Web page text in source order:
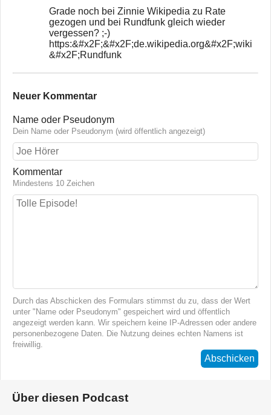
Grade noch bei Zinnie Wikipedia zu Rate
gezogen und bei Rundfunk gleich wieder
vergessen? ;-)
https:&#x2F;&#x2F;de.wikipedia.org&#x2F;wiki
&#x2F;Rundfunk
Neuer Kommentar
Name oder Pseudonym
Dein Name oder Pseudonym (wird öffentlich angezeigt)
Kommentar
Mindestens 10 Zeichen
Durch das Abschicken des Formulars stimmst du zu, dass der Wert
unter "Name oder Pseudonym" gespeichert wird und öffentlich
angezeigt werden kann. Wir speichern keine IP-Adressen oder andere
personenbezogene Daten. Die Nutzung deines echten Namens ist
freiwillig.
Abschicken
Über diesen Podcast